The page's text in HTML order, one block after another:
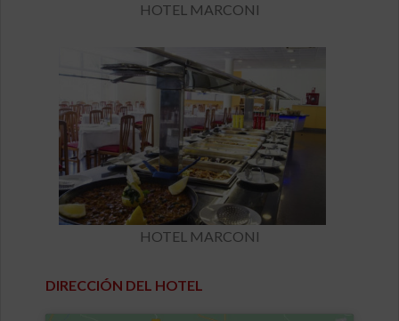
HOTEL MARCONI
HOTEL MARCONI
DIRECCIÓN DEL HOTEL